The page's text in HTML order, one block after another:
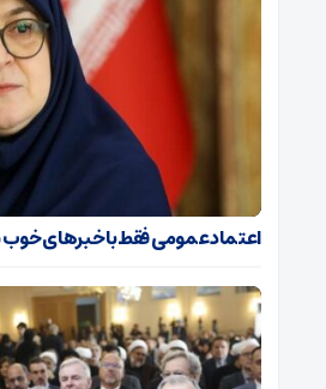
اعتماد عمومی فقط با خبرهای